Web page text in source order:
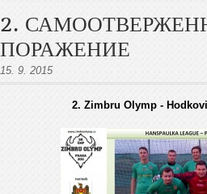
2.
ПОРАЖЕНИЕ
15. 9. 2015
2. Zimbru Olymp -